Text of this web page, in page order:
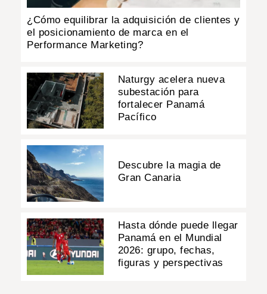
¿Cómo equilibrar la adquisición de clientes y
el posicionamiento de marca en el
Performance Marketing?
Naturgy acelera nueva
subestación para
fortalecer Panamá
Pacífico
Descubre la magia de
Gran Canaria
Hasta dónde puede llegar
Panamá en el Mundial
2026: grupo, fechas,
figuras y perspectivas